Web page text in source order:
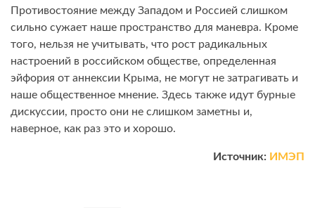
Противостояние между Западом и Россией слишком
сильно сужает наше пространство для маневра. Кроме
того, нельзя не учитывать, что рост радикальных
настроений в российском обществе, определенная
эйфория от аннексии Крыма, не могут не затрагивать и
наше общественное мнение. Здесь также идут бурные
дискуссии, просто они не слишком заметны и,
наверное, как раз это и хорошо.
Источник: ИМЭП